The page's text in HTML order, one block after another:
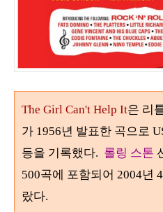
The Girl Can't Help It은 리
가 1956년 발표한 곡으로
등을 기록했다. 롤링 스톤
500곡에 포함되어 2004년
랐다.